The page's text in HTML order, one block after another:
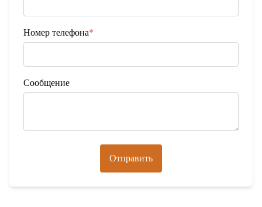
Номер телефона*
Сообщение
Отправить